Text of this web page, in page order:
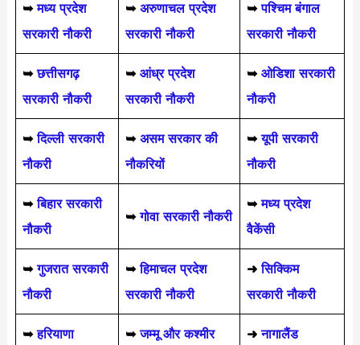
➥ मध्य प्रदेश
सरकारी नौकरी
➥ अरुणाचल प्रदेश
सरकारी नौकरी
➥ पश्चिम बंगाल
सरकारी नौकरी
➥ छत्तीसगढ़
सरकारी नौकरी
➥ आंध्र प्रदेश
सरकारी नौकरी
➥ ओडिशा सरकारी
नौकरी
➥ दिल्ली सरकारी
नौकरी
➥ असम सरकार की
नौकरियों
➥ यूपी सरकारी
नौकरी
➥बिहार सरकारी
नौकरी
➥गोवा सरकारी नौकरी
➥ मध्य प्रदेश
वैकेंसी
➥ गुजरात सरकारी
नौकरी
➥हिमाचल प्रदेश
सरकारी नौकरी
➜ सिक्किम
सरकारी नौकरी
➥हरियाणा
➥जम्मू और कश्मीर
➜ नागालैंड